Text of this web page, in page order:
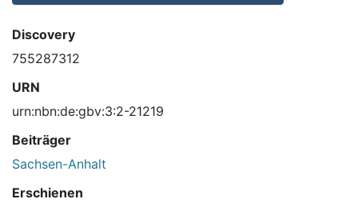
Discovery
755287312
URN
urn:nbn:de:gbv:3:2-21219
Beiträger
Sachsen-Anhalt
Erschienen